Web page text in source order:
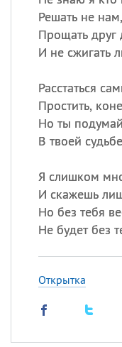
Решать не
Прощать друг
И не сжигать
Расстаться
Простить,
Но ты
В твоей
Я слишком
И скажешь
Но без тебя
Не будет без
Открытка